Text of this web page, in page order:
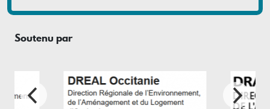
Soutenu par